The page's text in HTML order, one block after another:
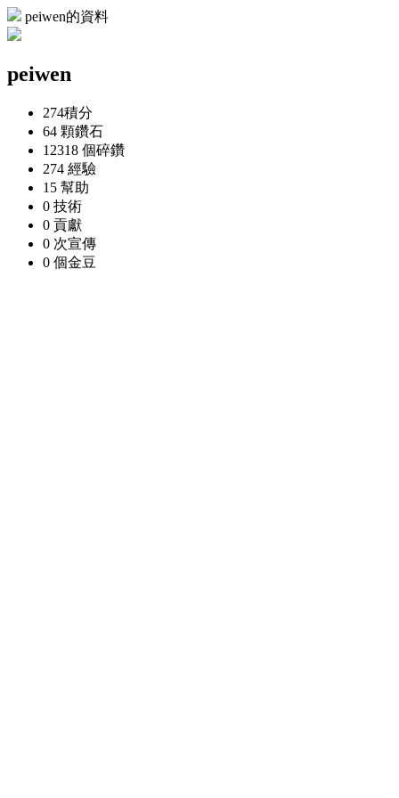
peiwen的資料
peiwen
274積分
64 顆鑽石
12318 個碎鑽
274 經驗
15 幫助
0 技術
0 貢獻
0 次宣傳
0 個金豆